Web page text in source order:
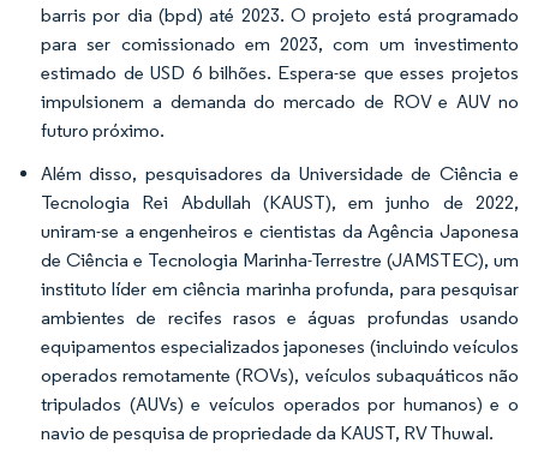
barris por dia (bpd) até 2023. O projeto está programado
para ser comissionado em 2023, com um investimento
estimado de USD 6 bilhões. Espera-se que esses projetos
impulsionem a demanda do mercado de ROV e AUV no
futuro próximo.
Além disso, pesquisadores da Universidade de Ciência e
Tecnologia Rei Abdullah (KAUST), em junho de 2022,
uniram-se a engenheiros e cientistas da Agência Japonesa
de Ciência e Tecnologia Marinha-Terrestre (JAMSTEC), um
instituto líder em ciência marinha profunda, para pesquisar
ambientes de recifes rasos e águas profundas usando
equipamentos especializados japoneses (incluindo veículos
operados remotamente (ROVs), veículos subaquáticos não
tripulados (AUVs) e veículos operados por humanos) e o
navio de pesquisa de propriedade da KAUST, RV Thuwal.